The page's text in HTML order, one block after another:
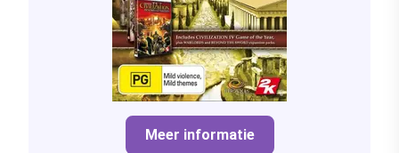
Meer informatie